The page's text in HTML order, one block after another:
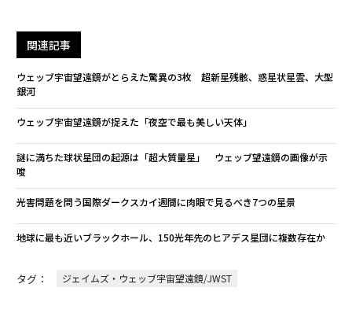
関連記事
ウェッブ宇宙望遠鏡がとらえた驚異の3枚 超新星残骸、惑星状星雲、大型
銀河
ウェッブ宇宙望遠鏡が捉えた「夜空で最も美しい天体」
謎に満ちた球状星団の起源は「超大質量星」 ウェッブ望遠鏡の画像が示
唆
光害問題を問う国際ダークスカイ週間に肉眼で見るべき7つの星景
地球に最も近いブラックホール、150光年先のヒアデス星団に複数存在か
タグ： ジェイムズ・ウェッブ宇宙望遠鏡/JWST